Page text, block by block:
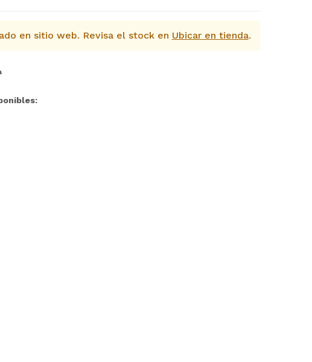
en sitio web. Revisa el stock en Ubicar en tienda.